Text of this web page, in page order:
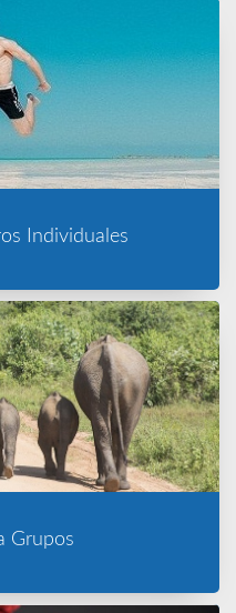
Individuales
Grupos